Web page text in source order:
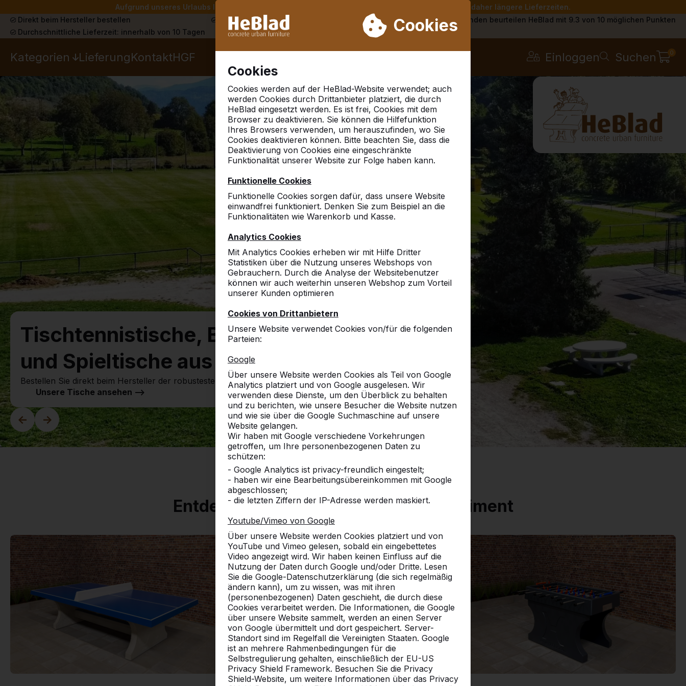
Aufgrund unseres Urlaubs liefern wir von Woche 31 bis Woche 33 nicht. Bitte berücksichtigen Sie daher längere Lieferzeiten.
Cookies
Cookies
Cookies werden auf der HeBlad-Website verwendet; auch
werden Cookies durch Drittanbieter platziert, die durch
HeBlad eingesetzt werden. Es ist frei, Cookies mit dem
Browser zu deaktivieren. Sie können die Hilfefunktion
Ihres Browsers verwenden, um herauszufinden, wo Sie
Cookies deaktivieren können. Bitte beachten Sie, dass die
Deaktivierung von Cookies eine eingeschränkte
Funktionalität unserer Website zur Folge haben kann.
Funktionelle Cookies
Funktionelle Cookies sorgen dafür, dass unsere Website
einwandfrei funktioniert. Denken Sie zum Beispiel an die
Funktionalitäten wie Warenkorb und Kasse.
Analytics Cookies
Mit Analytics Cookies erheben wir mit Hilfe Dritter
Statistiken über die Nutzung unseres Webshops von
Gebrauchern. Durch die Analyse der Websitebenutzer
können wir auch weiterhin unseren Webshop zum Vorteil
unserer Kunden optimieren
Cookies von Drittanbietern
Unsere Website verwendet Cookies von/für die folgenden
Parteien:
Google
Über unsere Website werden Cookies als Teil von Google
Analytics platziert und von Google ausgelesen. Wir
verwenden diese Dienste, um den Überblick zu behalten
und zu berichten, wie unsere Besucher die Website nutzen
und wie sie über die Google Suchmaschine auf unsere
Website gelangen.
Wir haben mit Google verschiedene Vorkehrungen
getroffen, um Ihre personenbezogenen Daten zu
schützen:
- Google Analytics ist privacy-freundlich eingestelt;
- haben wir eine Bearbeitungsübereinkommen mit Google
abgeschlossen;
- die letzten Ziffern der IP-Adresse werden maskiert.
Youtube/Vimeo von Google
Über unsere Website werden Cookies platziert und von
YouTube und Vimeo gelesen, sobald ein eingebettetes
Video angezeigt wird. Wir haben keinen Einfluss auf die
Nutzung der Daten durch Google und/oder Dritte. Lesen
Sie die Google-Datenschutzerklärung (die sich regelmäßig
ändern kann), um zu wissen, was mit ihren
(personenbezogenen) Daten geschieht, die durch diese
Cookies verarbeitet werden. Die Informationen, die Google
über unsere Website sammelt, werden an einen Server
von Google übermittelt und dort gespeichert. Server-
Standort sind im Regelfall die Vereinigten Staaten. Google
ist an mehrere Rahmenbedingungen für die
Selbstregulierung gehalten, einschließlich der EU-US
Privacy Shield Framework. Besuchen Sie die Privacy
Shield-Website, um weitere Informationen über das Privacy
Direkt beim Hersteller bestellen Schon mehr als 30.000 Produkten verkauft
Kunden beurteilen HeBlad mit 9.3 von 10 möglichen Punkten
Durchschnittliche Lieferzeit: innerhalb von 10 Tagen
Kategorien LieferungKontaktHGF Einloggen Suchen 0
<- ->
Tischtennistische, Bänke
und Spieltische aus Beton.
Bestellen Sie direkt beim Hersteller der robustesten Spieltische.
Unsere Tische ansehen -->
Entdecken Sie unser komplettes Sortiment